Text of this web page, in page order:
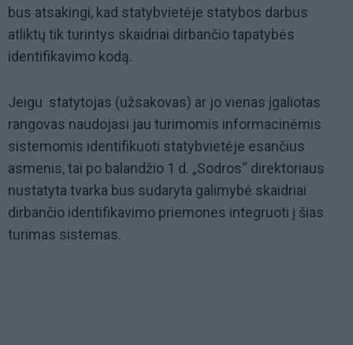
bus atsakingi, kad statybvietėje statybos darbus
atliktų tik turintys skaidriai dirbančio tapatybės
identifikavimo kodą.
Jeigu statytojas (užsakovas) ar jo vienas įgaliotas
rangovas naudojasi jau turimomis informacinėmis
sistemomis identifikuoti statybvietėje esančius
asmenis, tai po balandžio 1 d. „Sodros“ direktoriaus
nustatyta tvarka bus sudaryta galimybė skaidriai
dirbančio identifikavimo priemones integruoti į šias
turimas sistemas.